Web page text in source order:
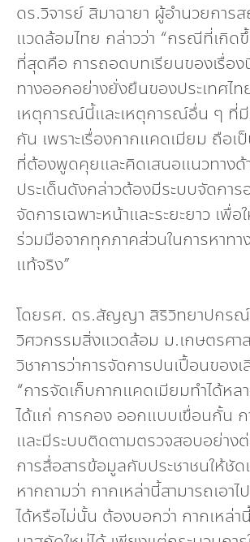
ดร.วิจารย์ สิมาฉายา ผู้อำนวยการ
แวดล้อมไทย กล่าวว่า “กรณีที่เกิ
ที่สุดคือ การถอดบทเรียนของเรื่อง
ทางออกอย่างยั่งยืนของประเทศไ
เหตุการณ์นี้และเหตุการณ์อื่น ๆ ที่
กัน เพราะเรื่องกากแคดเมียม ถือเ
ที่ต้องพูดคุยและคิดเสนอแนวทางด้
ประเด็นดังกล่าวต้องมีระบบจัดการ
จัดการเฉพาะหน้าและระยะยาว เพื่อ
ร่วมมือจากทุกภาคส่วนในการหาท
แท้จริง”
โดยรศ. ดร.สัญญา สิริวิทยาปกรณ์
วิศวกรรมสิ่งแวดล้อม ม.เกษตรศา
วิชาการว่าการจัดการปนเปื้อนของ
“การจัดเก็บกากแคดเมียมทำได้ห
ได้แก่ การกอง ออกแบบเขื่อนกั้น
และมีระบบติดตามตรวจสอบอย่าง
การสื่อสารข้อมูลกับประชาชนให้ชัด
หากถามว่า กากเหล่านี้สามารถเอาไ
ได้หรือไม่นั้น ต้องบอกว่า กากเหล่า